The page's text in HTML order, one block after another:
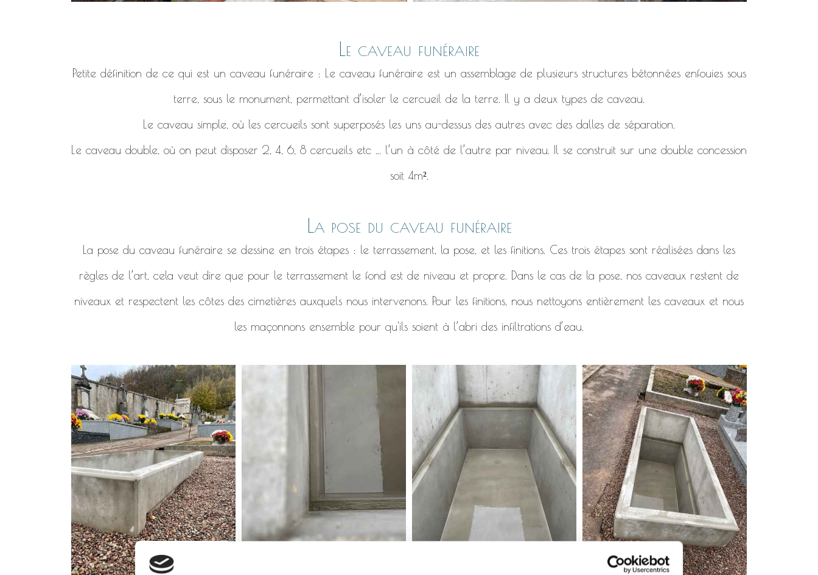
Le caveau funéraire
Petite définition de ce qui est un caveau funéraire : Le caveau funéraire est un assemblage de plusieurs structures bétonnées enfouies sous
terre, sous le monument, permettant d’isoler le cercueil de la terre. Il y a deux types de caveau.
Le caveau simple, où les cercueils sont superposés les uns au-dessus des autres avec des dalles de séparation.
Le caveau double, où on peut disposer 2, 4, 6, 8 cercueils etc ... l’un à côté de l’autre par niveau. Il se construit sur une double concession
soit 4m².
La pose du caveau funéraire
La pose du caveau funéraire se dessine en trois étapes : le terrassement, la pose, et les finitions. Ces trois étapes sont réalisées dans les
règles de l’art, cela veut dire que pour le terrassement le fond est de niveau et propre. Dans le cas de la pose, nos caveaux restent de
niveaux et respectent les côtes des cimetières auxquels nous intervenons. Pour les finitions, nous nettoyons entièrement les caveaux et nous
les maçonnons ensemble pour qu'ils soient à l’abri des infiltrations d’eau.